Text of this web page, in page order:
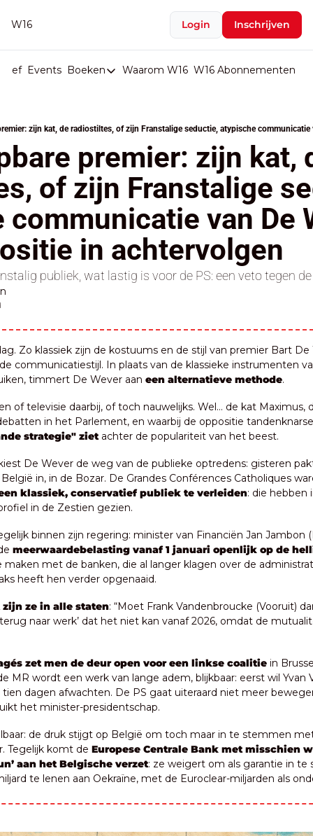
W16 Login Inschrijven
Events Boeken
Boeken
Boeken
Stop de Persen
Het Merk België
De Doodgravers van België
Bpost Hold-up
Waarom W16 W16 Abonnementen
premier: zijn kat,
of zijn Franstalige
van De
in achtervolgen
publiek, wat lastig is voor de PS: een veto tegen de
Zo klassiek zijn de kostuums en de stijl van premier Bart De
communicatiestijl. In plaats van de klassieke instrumenten
timmert De Wever aan een alternatieve methode.
of televisie daarbij, of toch nauwelijks. Wel… de kat Maximus,
in het Parlement, en waarbij de oppositie
strategie" ziet achter de populariteit van het beest.
De Wever de weg van de publieke optredens: gisteren
in, in de Bozar. De Grandes Conférences Catholiques
klassiek, conservatief publiek te verleiden: die hebben
in de Zestien gezien.
binnen zijn regering: minister van Financiën Jan Jambon
meerwaardebelasting vanaf 1 januari openlijk op de
met de banken, die al langer klagen over de
heeft hen verder opgenaaid.
ze in alle staten: “Moet Frank Vandenbroucke (Vooruit)
naar werk’ dat het niet kan vanaf 2026, omdat de
zet men de deur open voor een linkse coalitie in
MR wordt een werk van lange adem, blijkbaar: eerst wil Yvan
tien dagen afwachten. De PS gaat uiteraard niet meer
het minister-presidentschap.
de druk stijgt op België om toch maar in te stemmen
Tegelijk komt de Europese Centrale Bank met misschien
aan het Belgische verzet: ze weigert om als garantie in te
te lenen aan Oekraïne, met de Euroclear-miljarden als